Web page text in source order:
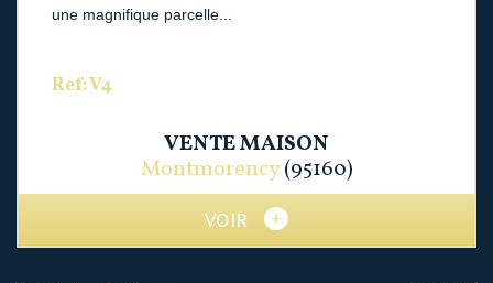
une magnifique parcelle...
Ref: V4
VENTEMAISON
Montmorency(95160)
VOIR